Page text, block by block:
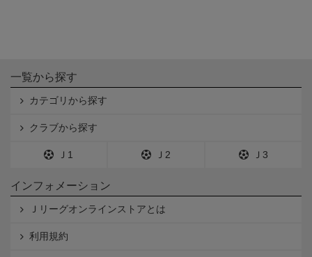
一覧から探す
カテゴリから探す
クラブから探す
Ｊ1 Ｊ2 Ｊ3
インフォメーション
Ｊリーグオンラインストアとは
利用規約